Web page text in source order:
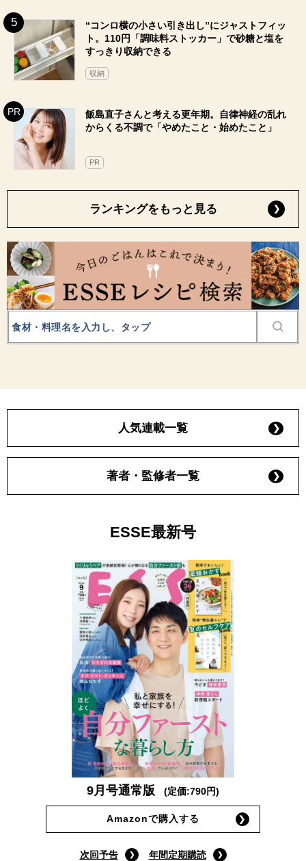
“コンロ横の小さい引き出し”にジャストフィッ
ト。110円「調味料ストッカー」で砂糖と塩を
すっきり収納できる
収納
飯島直子さんと考える更年期。自律神経の乱れ
からくる不調で「やめたこと・始めたこと」
PR
ランキングをもっと見る
人気連載一覧
著者・監修者一覧
ESSE最新号
9月号通常版 (定価:790円)
Amazonで購入する
次回予告
年間定期購読